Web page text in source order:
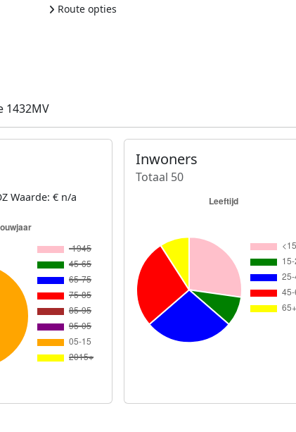
Route opties
1432MV
Waarde: € n/a
Inwoners
Totaal 50